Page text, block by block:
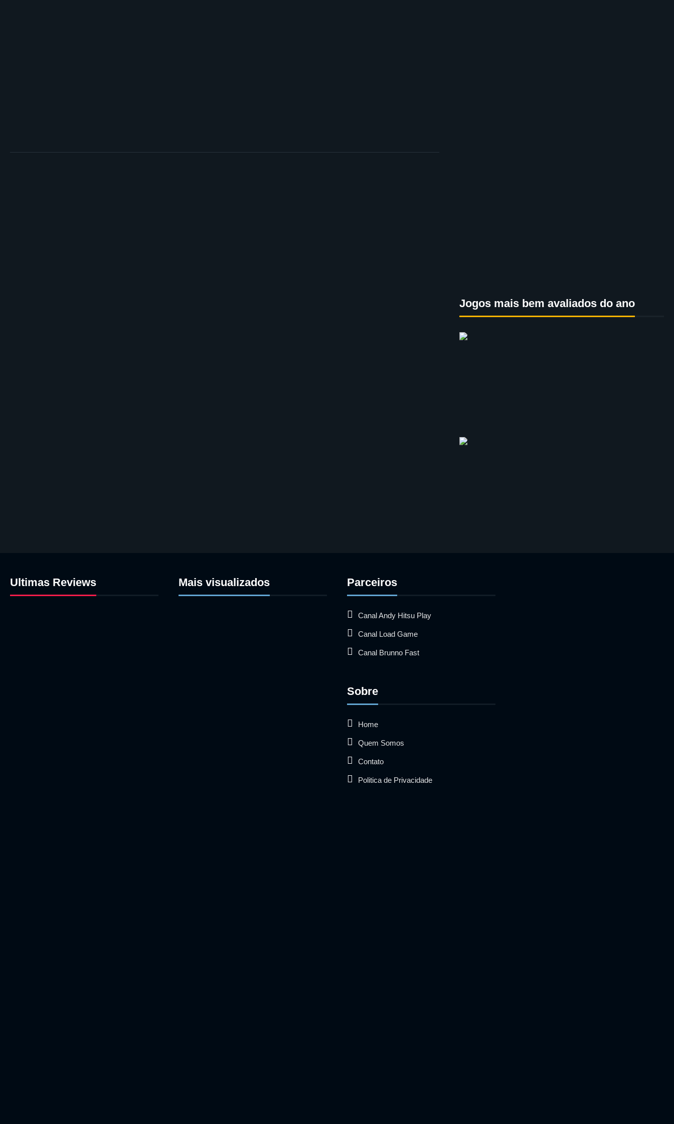
Jogos mais bem avaliados do ano
Ultimas Reviews Mais visualizados Parceiros
Canal Andy Hitsu Play
Canal Load Game
Canal Brunno Fast
Sobre
Home
Quem Somos
Contato
Politica de Privacidade